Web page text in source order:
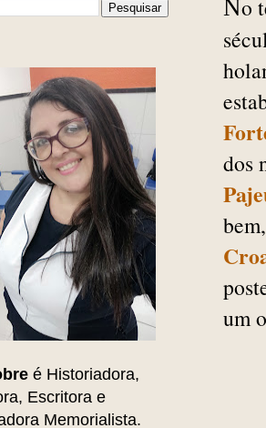
No
dos
um
é Historiadora,
Escritora e
Memorialista.